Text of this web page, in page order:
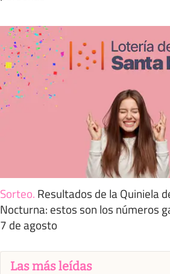
Sorteo. Resultados de la Quiniela
Nocturna: estos son los números
7 de agosto
Las más leídas